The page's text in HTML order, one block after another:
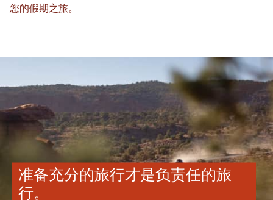
您的假期之旅。
准备充分的旅行才是负责任的旅
行。